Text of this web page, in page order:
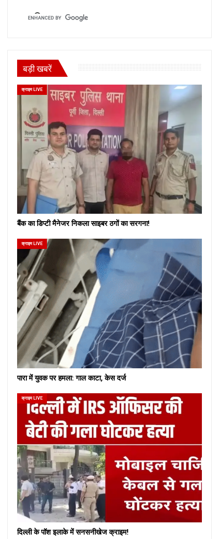
बड़ी खबरें
क्राइम LIVE
बैंक का डिप्टी मैनेजर निकला साइबर ठगों का सरगना!
क्राइम LIVE
पारा में युवक पर हमला: गाल काटा, केस दर्ज
क्राइम LIVE
दिल्ली के पॉश इलाके में सनसनीखेज क्राइम!